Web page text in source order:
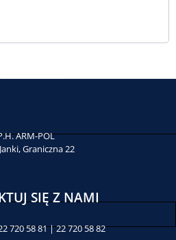
ARM-POL
Graniczna 22
SIĘ Z NAMI
720 58 81 | 22 720 58 82